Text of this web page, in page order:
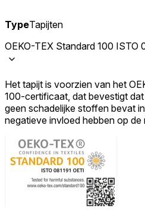
TypeTapijten
OEKO-TEX Standard 100 ISTO
Het tapijt is voorzien van het
100-certificaat, dat bevestigt
geen schadelijke stoffen bevat
negatieve invloed hebben op de